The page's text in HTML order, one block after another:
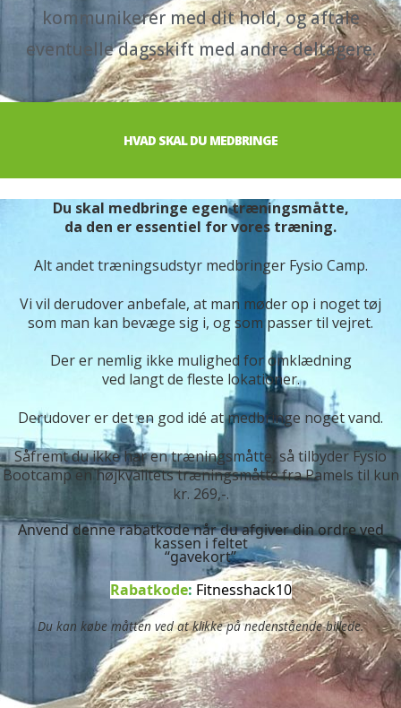
kommunikerer med dit hold, og aftale
eventuelle dagsskift med andre deltagere.
HVAD SKAL DU MEDBRINGE
Du skal medbringe egen træningsmåtte,
da den er essentiel for vores træning.
Alt andet træningsudstyr medbringer Fysio Camp.
Vi vil derudover anbefale, at man møder op i noget tøj
som man kan bevæge sig i, og som passer til vejret.
Der er nemlig ikke mulighed for omklædning
ved langt de fleste lokationer.
Derudover er det en god idé at medbringe noget vand.
Såfremt du ikke har en træningsmåtte, så tilbyder Fysio
Bootcamp en højkvalitets træningsmåtte fra Pamels til kun
kr. 269,-.
Anvend denne rabatkode når du afgiver din ordre ved
kassen i feltet
“gavekort”
Rabatkode: Fitnesshack10
Du kan købe måtten ved at klikke på nedenstående billede.